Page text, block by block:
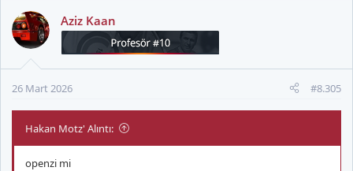
k
i
l
:
Aziz Kaan
26 Mart 2026 #8.305
Hakan Motz' Alıntı:
openzi mi